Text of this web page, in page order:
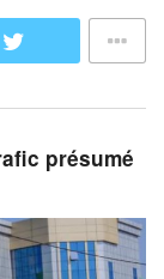
présumé